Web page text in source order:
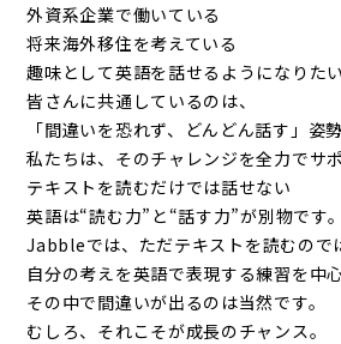
外資系企業で働いている
将来海外移住を考えている
趣味として英語を話せるようになりたい
皆さんに共通しているのは、
「間違いを恐れず、どんどん話す」姿勢
私たちは、そのチャレンジを全力でサポ
テキストを読むだけでは話せない
英語は“読む力”と“話す力”が別物です。
Jabbleでは、ただテキストを読むので
自分の考えを英語で表現する練習を中
その中で間違いが出るのは当然です。
むしろ、それこそが成長のチャンス。